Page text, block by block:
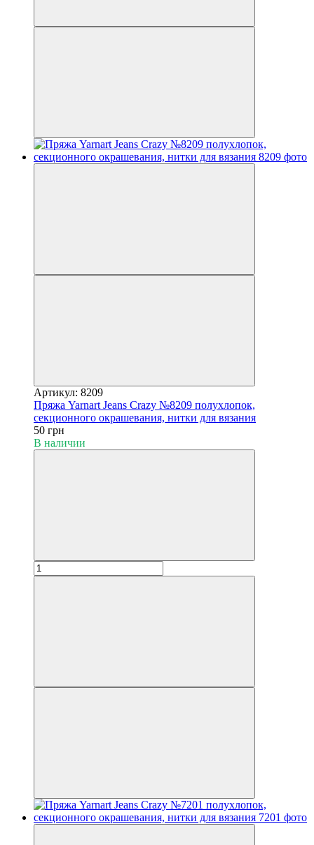
Артикул: 8209
Пряжа Yarnart Jeans Crazy №8209 полухлопок,
секционного окрашевания, нитки для вязания
50 грн
В наличии